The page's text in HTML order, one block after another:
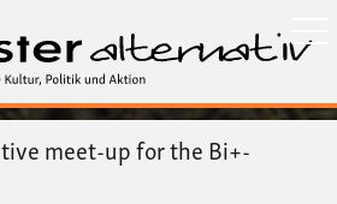
zum
Inhalt
meet-up for the Bi+-